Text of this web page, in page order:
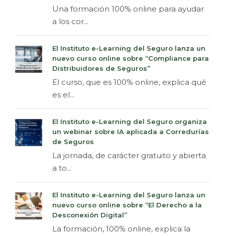
Una formación 100% online para ayudar
a los cor...
El Instituto e-Learning del Seguro lanza un
nuevo curso online sobre “Compliance para
Distribuidores de Seguros”
El curso, que es 100% online, explica qué
es el...
El Instituto e-Learning del Seguro organiza
un webinar sobre IA aplicada a Corredurías
de Seguros
La jornada, de carácter gratuito y abierta
a to...
El Instituto e-Learning del Seguro lanza un
nuevo curso online sobre “El Derecho a la
Desconexión Digital”
La formación, 100% online, explica la